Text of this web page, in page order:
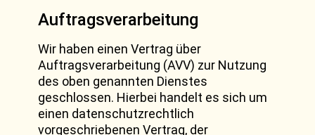
Auftragsverarbeitung
Wir haben einen Vertrag über
Auftragsverarbeitung (AVV) zur Nutzung
des oben genannten Dienstes
geschlossen. Hierbei handelt es sich um
einen datenschutzrechtlich
vorgeschriebenen Vertrag, der